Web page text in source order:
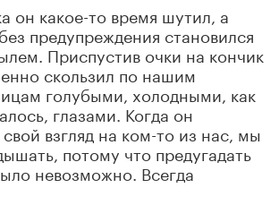
он какое-то время шутил, а
предупреждения становился
Приспустив очки на кончик
скользил по нашим
голубыми, холодными, как
глазами. Когда он
взгляд на ком-то из нас, мы
потому что предугадать
невозможно. Всегда